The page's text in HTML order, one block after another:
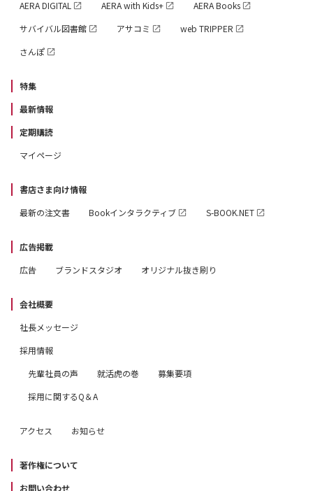
AERA DIGITAL
AERA with Kids+
AERA Books
サバイバル図書館
アサコミ
web TRIPPER
さんぽ
特集
最新情報
定期購読
マイページ
書店さま向け情報
最新の注文書
Bookインタラクティブ S-BOOK.NET
広告掲載
広告
ブランドスタジオ オリジナル抜き刷り
会社概要
社長メッセージ
採用情報
先輩社員の声
就活虎の巻
募集要項
採用に関するQ＆A
アクセス お知らせ
著作権について
お問い合わせ